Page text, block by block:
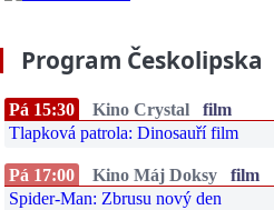
Program Českolipska
Pá 15:30 Kino Crystal
film
Tlapková patrola: Dinosauří film
Pá 17:00 Kino Máj Doksy
film
Spider-Man: Zbrusu nový den